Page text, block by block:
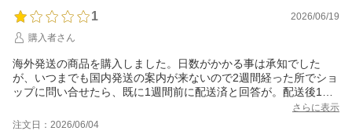
1
2026/06/19
購入者さん
海外発送の商品を購入しました。日数がかかる事は承知でした
が、いつまでも国内発送の案内が来ないので2週間経った所でショ
ップに問い合せたら、既に1週間前に配送済と回答が。配送後1週
間経ってるのにメールは来ないし、アプリの配送状況は更新され
ていないし、どういうことか。ちゃんと仕事してください。問い
さらに表示
注文日：2026/06/04